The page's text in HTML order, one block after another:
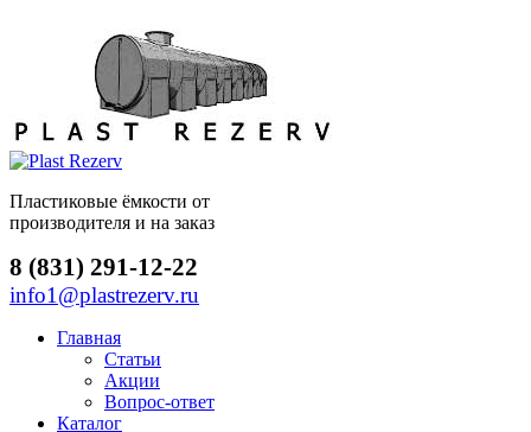
Пластиковые ёмкости от
производителя и на заказ
8 (831) 291-12-22
info1@plastrezerv.ru
Главная
Статьи
Акции
Вопрос-ответ
Каталог